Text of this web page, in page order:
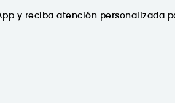
y reciba atención personalizada